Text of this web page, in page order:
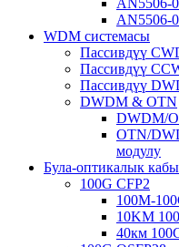
AN5506-
WDM системасы
Пассивдүү
Пассивдүү
Пассивдүү
DWDM & OTN
DWDM/
OTN/
модулу
Була-оптикалык
100G CFP2
100M-
10KM
40км